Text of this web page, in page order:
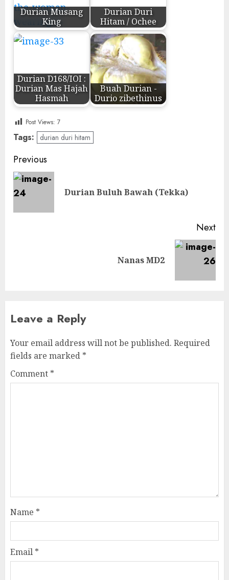
Durian Musang
King
Durian Duri
Hitam / Ochee
Durian D168/IOI :
Durian Mas Hajah
Hasmah
Buah Durian -
Durio zibethinus
Post Views: 7
Tags: durian duri hitam
Post
navigation
Previous
Durian Buluh Bawah (Tekka)
Next
Nanas MD2
Leave a Reply
Your email address will not be published. Required
fields are marked *
Comment *
Name *
Email *